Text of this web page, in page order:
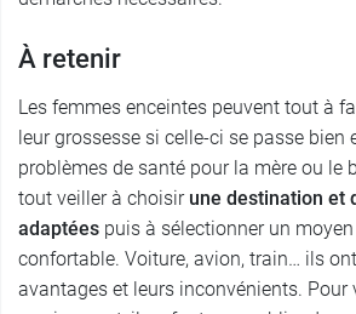
À retenir
Les femmes enceintes peuvent tout à
leur grossesse si celle-ci se passe bien
problèmes de santé pour la mère ou le
tout veiller à choisir une destination et
adaptées puis à sélectionner un
confortable. Voiture, avion, train… ils
avantages et leurs inconvénients. Pour